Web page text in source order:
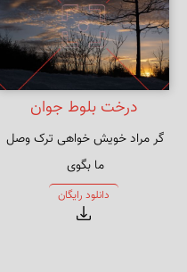
مناسب برای هدیه دادن و افزایش
انرژی مثبت روزانه. همین حالا
دانلود کنید!
درخت بلوط جوان
گر مراد خویش خواهی ترک وصل
ور مرا خواهی رها کن اختیار
خویش را
دانلود رایگان